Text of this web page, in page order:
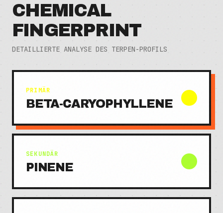
CHEMICAL
FINGERPRINT
DETAILLIERTE ANALYSE DES TERPEN-PROFILS
PRIMÄR
BETA-CARYOPHYLLENE
SEKUNDÄR
PINENE